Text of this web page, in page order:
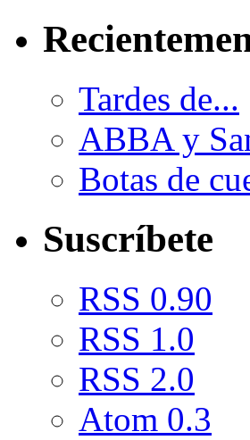
Tardes de...
ABBA y
Botas de
Suscríbete
RSS 0.90
RSS 1.0
RSS 2.0
Atom 0.3